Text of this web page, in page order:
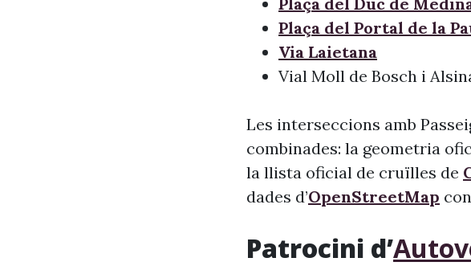
Plaça del Portal de la
Via Laietana
Vial Moll de Bosch i
Les interseccions amb
combinades: la geometria
la llista oficial de cruïlles de
dades d’OpenStreetMap
Patrocini d’